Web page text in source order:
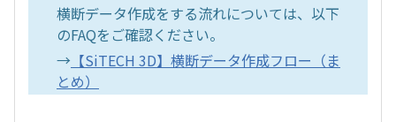
横断データ作成をする流れについては、以下
のFAQをご確認ください。
→ 【SiTECH 3D】横断データ作成フロー（ま
とめ）